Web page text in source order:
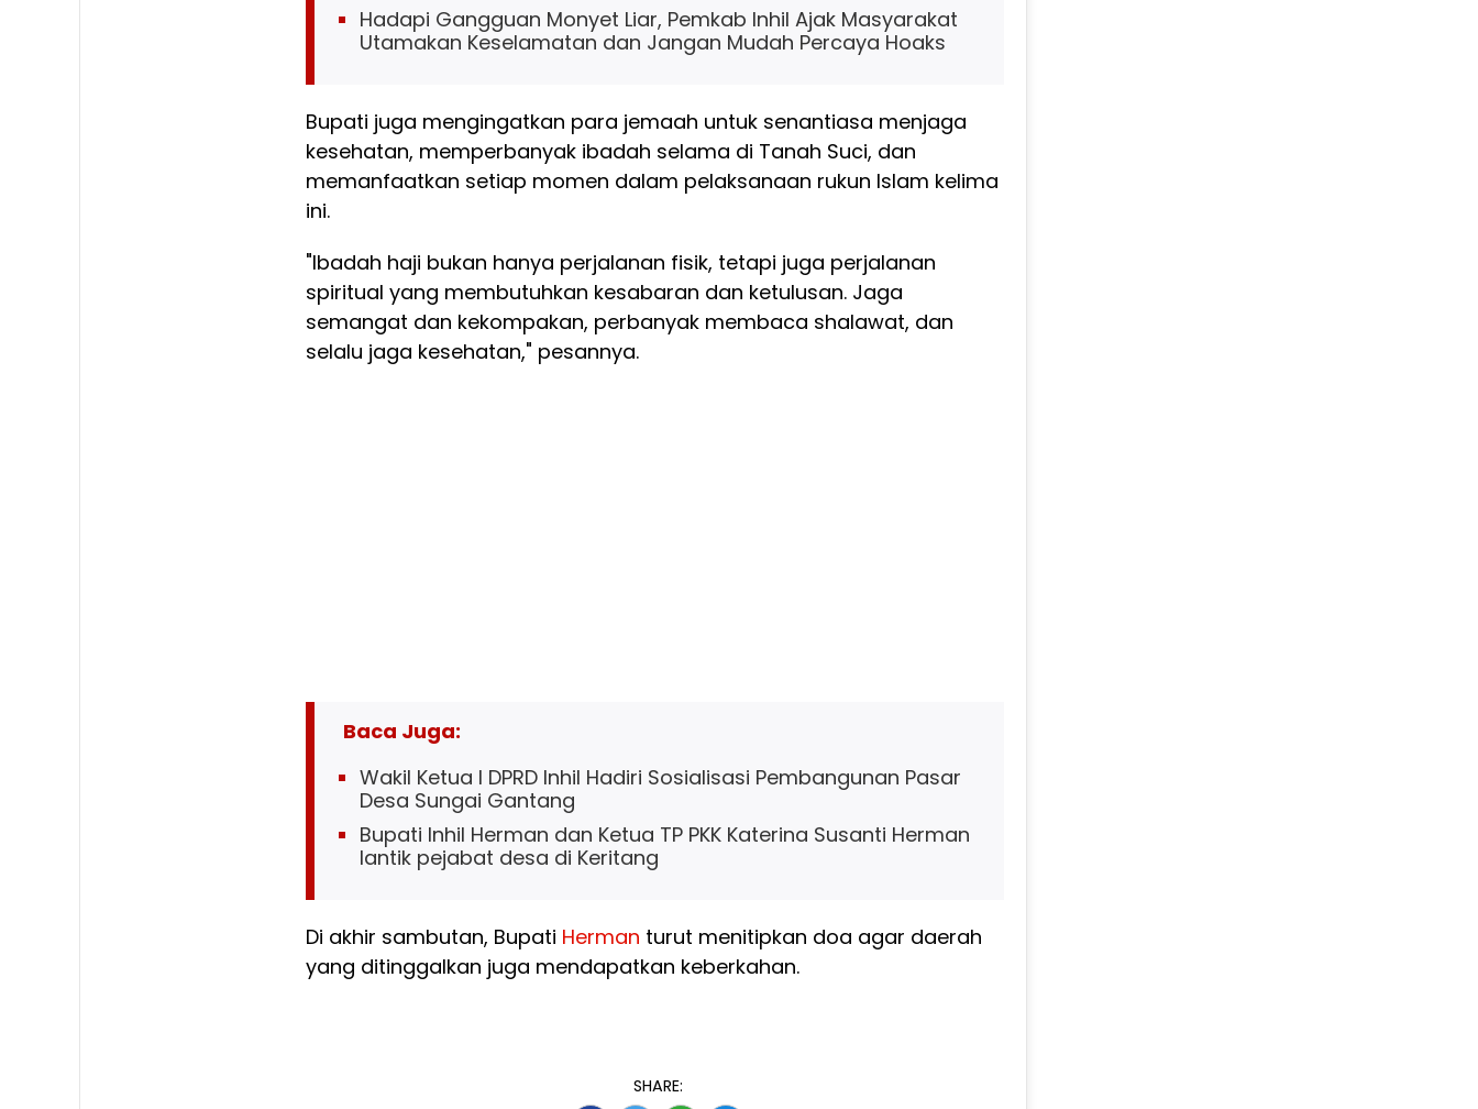
Hadapi Gangguan Monyet Liar, Pemkab Inhil Ajak Masyarakat
Utamakan Keselamatan dan Jangan Mudah Percaya Hoaks
Bupati juga mengingatkan para jemaah untuk senantiasa menjaga
kesehatan, memperbanyak ibadah selama di Tanah Suci, dan
memanfaatkan setiap momen dalam pelaksanaan rukun Islam kelima
ini.
"Ibadah haji bukan hanya perjalanan fisik, tetapi juga perjalanan
spiritual yang membutuhkan kesabaran dan ketulusan. Jaga
semangat dan kekompakan, perbanyak membaca shalawat, dan
selalu jaga kesehatan," pesannya.
Baca Juga:
Wakil Ketua I DPRD Inhil Hadiri Sosialisasi Pembangunan Pasar
Desa Sungai Gantang
Bupati Inhil Herman dan Ketua TP PKK Katerina Susanti Herman
lantik pejabat desa di Keritang
Di akhir sambutan, Bupati Herman turut menitipkan doa agar daerah
yang ditinggalkan juga mendapatkan keberkahan.
SHARE: